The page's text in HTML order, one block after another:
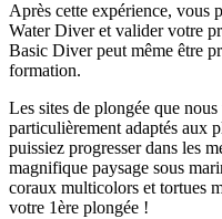
Après cette expérience, vous
Water Diver et valider votre
Basic Diver peut même être
formation.
Les sites de plongée que
particulièrement adaptés aux
puissiez progresser dans les
magnifique paysage sous
coraux multicolors et tortues
votre 1ère plongée !